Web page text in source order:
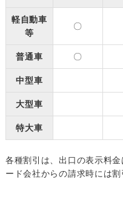
軽自動車
等
〇
普通車 〇
中型車
大型車
特大車
各種割引は、出口の表示料
ード会社からの請求時には